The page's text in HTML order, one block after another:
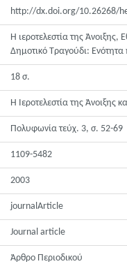
http://dx.doi.org/10.26268/
Η ιεροτελεστία της Άνοιξης,
Δημοτικό Τραγούδι: Ενότητα
18 σ.
Η Ιεροτελεστία της
Πολυφωνία τεύχ. 3, σ. 52-69
1109-5482
2003
journalArticle
Journal article
Άρθρο Περιοδικού